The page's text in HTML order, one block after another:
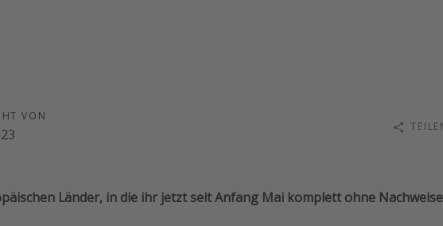
VON
Länder, in die ihr jetzt seit Anfang Mai komplett ohne Nachweise